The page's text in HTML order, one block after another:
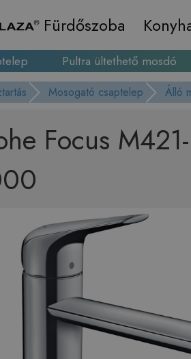
Fürdőszoba
Pultra ültethető mosdó
Mosogató csaptelep Álló
Focus